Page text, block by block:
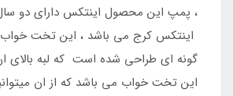
، پمپ این محصول اینتکس دارای دو
اینتکس کرج می باشد ، این تخت
گونه ای طراحی شده است که لبه بالای ان
این تخت خواب می باشد که از ان